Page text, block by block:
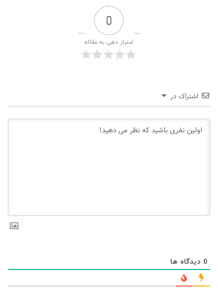
0
امتیاز دهی به مقاله
اشتراک در
0 دیدگاه ها